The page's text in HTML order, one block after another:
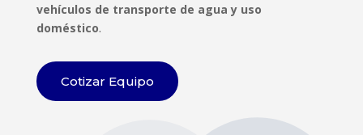
vehículos de transporte de agua y uso
doméstico.
Cotizar Equipo